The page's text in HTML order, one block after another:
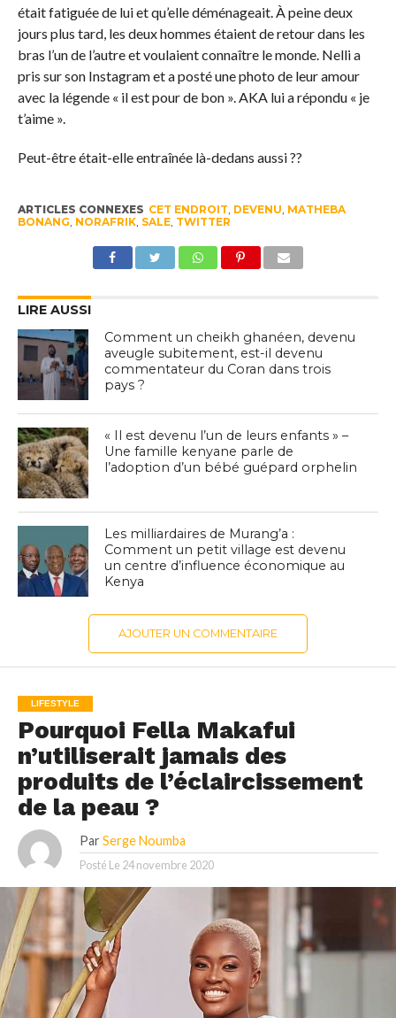
était fatiguée de lui et qu’elle déménageait. À peine deux
jours plus tard, les deux hommes étaient de retour dans les
bras l’un de l’autre et voulaient connaître le monde. Nelli a
pris sur son Instagram et a posté une photo de leur amour
avec la légende « il est pour de bon ». AKA lui a répondu « je
t’aime ».
Peut-être était-elle entraînée là-dedans aussi ??
ARTICLES CONNEXES CET ENDROIT DEVENU MATHEBA
BONANG NORAFRIK, SALE, TWITTER
LIRE AUSSI
Comment un cheikh ghanéen, devenu
aveugle subitement, est-il devenu
commentateur du Coran dans trois
pays ?
« Il est devenu l’un de leurs enfants » –
Une famille kenyane parle de
l’adoption d’un bébé guépard orphelin
Les milliardaires de Murang’a :
Comment un petit village est devenu
un centre d’influence économique au
Kenya
AJOUTER UN COMMENTAIRE
LIFESTYLE
Pourquoi Fella Makafui
n’utiliserait jamais des
produits de l’éclaircissement
de la peau ?
Par Serge Noumba
Posté Le 24 novembre 2020